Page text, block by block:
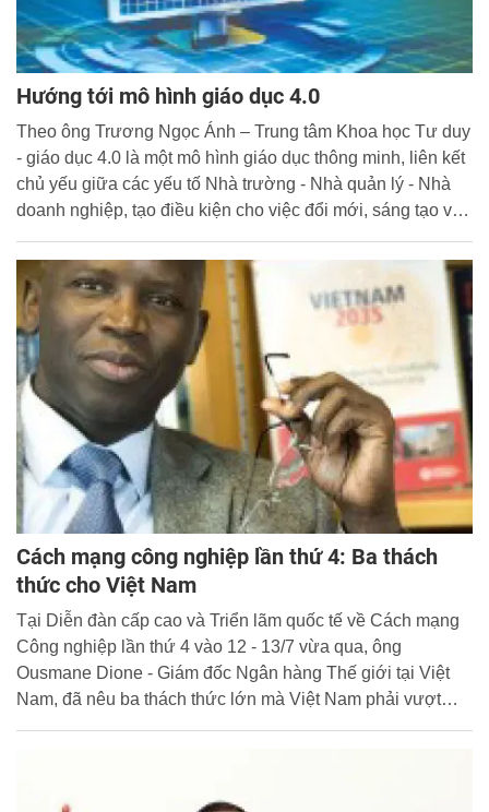
Hướng tới mô hình giáo dục 4.0
Theo ông Trương Ngọc Ánh – Trung tâm Khoa học Tư duy
- giáo dục 4.0 là một mô hình giáo dục thông minh, liên kết
chủ yếu giữa các yếu tố Nhà trường - Nhà quản lý - Nhà
doanh nghiệp, tạo điều kiện cho việc đổi mới, sáng tạo và
Cách mạng công nghiệp lần thứ 4: Ba thách
thức cho Việt Nam
Tại Diễn đàn cấp cao và Triển lãm quốc tế về Cách mạng
Công nghiệp lần thứ 4 vào 12 - 13/7 vừa qua, ông
Ousmane Dione - Giám đốc Ngân hàng Thế giới tại Việt
Nam, đã nêu ba thách thức lớn mà Việt Nam phải vượt